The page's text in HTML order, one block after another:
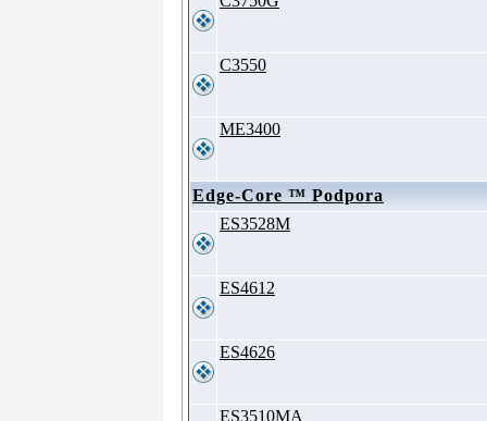
C3550
ME3400
Edge-Core ™ Podpora
ES3528M
ES4612
ES4626
ES3510MA